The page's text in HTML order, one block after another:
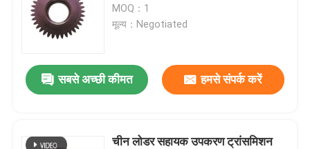
MOQ：1
मूल्य：Negotiated
सबसे अच्छी कीमत हमसे संपर्क करें
चीन लोडर सहायक उपकरण ट्रांसमिशन